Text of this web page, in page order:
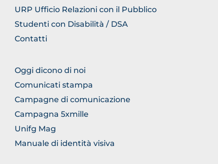
URP Ufficio Relazioni con il Pubblico
Studenti con Disabilità / DSA
Contatti
FOOTER
COMUNICAZIONE
Oggi dicono di noi
Comunicati stampa
Campagne di comunicazione
Campagna 5xmille
Unifg Mag
Manuale di identità visiva